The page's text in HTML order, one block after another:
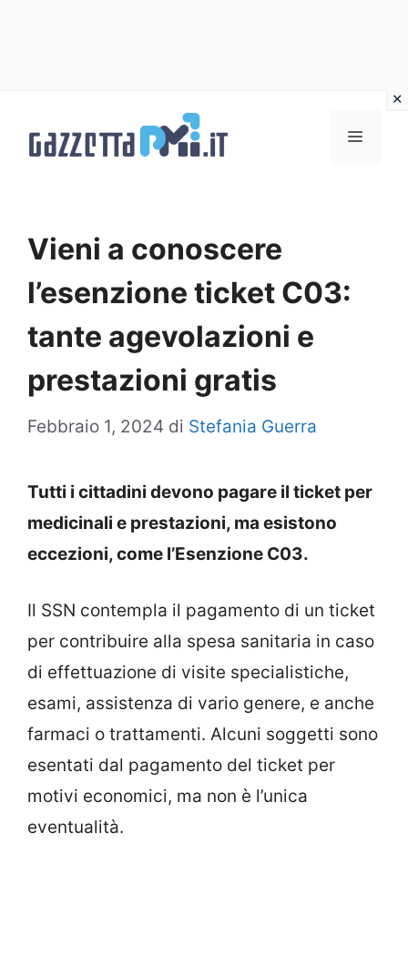
Menu
Vieni a conoscere
l’esenzione ticket C03:
tante agevolazioni e
prestazioni gratis
Febbraio 1, 2024 di Stefania Guerra
Tutti i cittadini devono pagare il ticket per
medicinali e prestazioni, ma esistono
eccezioni, come l’Esenzione C03.
Il SSN contempla il pagamento di un ticket
per contribuire alla spesa sanitaria in caso
di effettuazione di visite specialistiche,
esami, assistenza di vario genere, e anche
farmaci o trattamenti. Alcuni soggetti sono
esentati dal pagamento del ticket per
motivi economici, ma non è l’unica
eventualità.